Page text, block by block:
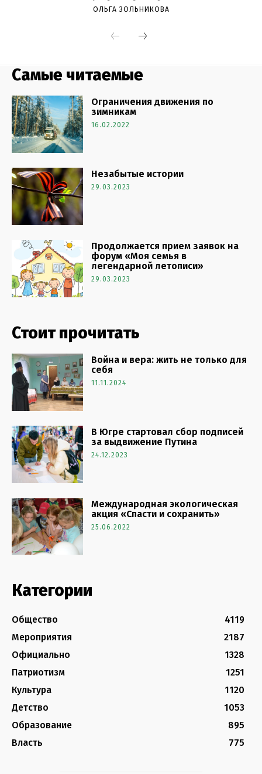
Самые читаемые
Ограничения движения по
зимникам
16.02.2022
Незабытые истории
29.03.2023
Продолжается прием заявок на
форум «Моя семья в
легендарной летописи»
29.03.2023
Стоит прочитать
Война и вера: жить не только для
себя
11.11.2024
В Югре стартовал сбор подписей
за выдвижение Путина
24.12.2023
Международная экологическая
акция «Спасти и сохранить»
25.06.2022
Категории
Общество
4119
Мероприятия
2187
Официально
1328
Патриотизм
1251
Культура
1120
Детство
1053
Образование
895
Власть
775